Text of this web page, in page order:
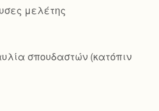
μελέτης
σπουδαστών (κατόπιν